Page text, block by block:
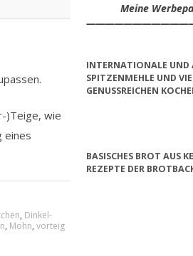
)Teige, wie
eines
, Dinkel-
, Mohn, vorteig
Meine
INTERNATIONALE UND
PITZENMEHLE UND
ENUSSREICHEN
BASISCHES BROT AUS
REZEPTE DER